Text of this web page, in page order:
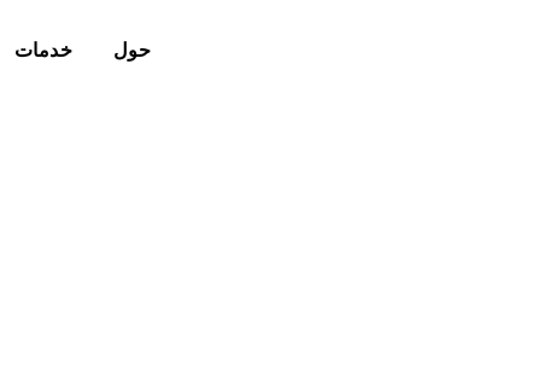
حول خدمات